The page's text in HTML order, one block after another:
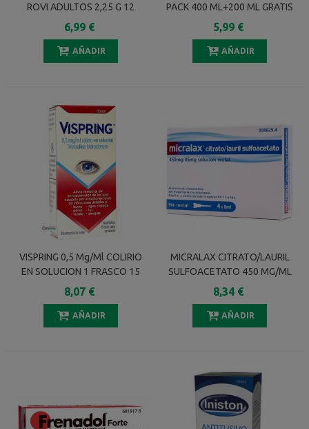
ROVI ADULTOS 2,25 G 12
SUPOSITORIOS
6,99 €
AÑADIR
PACK 400 ML+200 ML GRATIS
5,99 €
AÑADIR
VISPRING 0,5 Mg/ml COLIRIO
EN SOLUCION 1 FRASCO 15
Ml
8,07 €
AÑADIR
MICRALAX CITRATO/LAURIL
SULFOACETATO 450 MG/ML
+ 45 MG/ML SOLUCION
RECTAL 4 ENEMAS 5 ML
8,34 €
AÑADIR